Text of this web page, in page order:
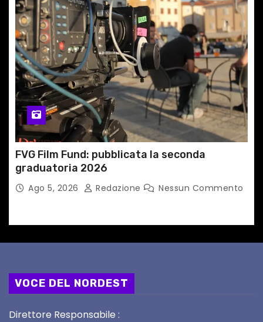
FVG Film Fund: pubblicata la seconda
graduatoria 2026
Ago 5, 2026 Redazione Nessun Commento
VOCE DEL NORDEST
Direttore Responsabile :